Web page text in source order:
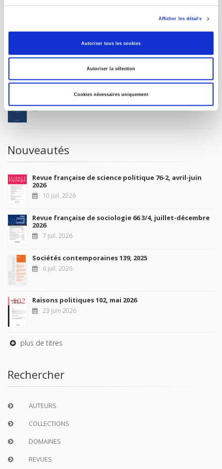
Afficher les détails
Autoriser tous les cookies
Autoriser la sélection
Cookies nécessaires uniquement
POUR LES LIBRAIRES
MON COMPTE
La France et l'Union européenne
4 sept. 2026
Nouveautés
Revue française de science politique 76-2, avril-juin
2026
10 juil. 2026
Revue française de sociologie 66 3/4, juillet-décembre
2026
7 juil. 2026
Sociétés contemporaines 139, 2025
6 juil. 2026
Raisons politiques 102, mai 2026
23 juin 2026
plus de titres
Rechercher
AUTEURS
COLLECTIONS
DOMAINES
REVUES